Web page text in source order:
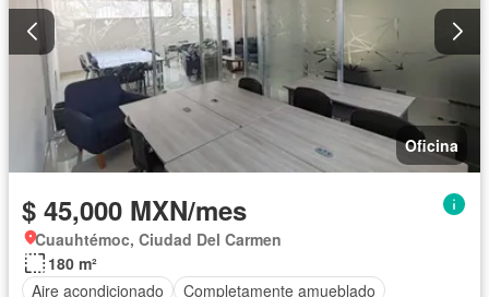
Oficina
$ 45,000 MXN/mes
Cuauhtémoc, Ciudad Del Carmen
180 m²
Aire acondicionado
Completamente amueblado